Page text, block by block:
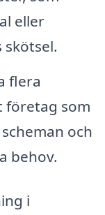
eller
flera
företag som
och
behov.
i